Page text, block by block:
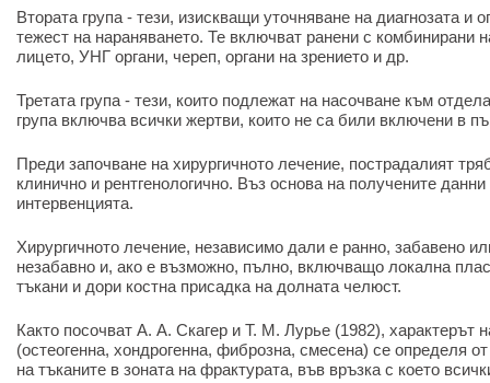
Втората група - тези, изискващи уточняване на диагнозата и
тежест на нараняването. Те включват ранени с комбинирани
лицето, УНГ органи, череп, органи на зрението и др.
Третата група - тези, които подлежат на насочване към
група включва всички жертви, които не са били включени в
Преди започване на хирургичното лечение, пострадалият
клинично и рентгенологично. Въз основа на получените
интервенцията.
Хирургичното лечение, независимо дали е ранно, забавено
незабавно и, ако е възможно, пълно, включващо локална
тъкани и дори костна присадка на долната челюст.
Както посочват А. А. Скагер и Т. М. Лурье (1982), характерът
(остеогенна, хондрогенна, фиброзна, смесена) се определя
на тъканите в зоната на фрактурата, във връзка с което